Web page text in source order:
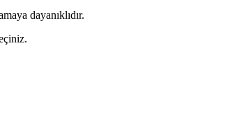
dayanıklıdır.